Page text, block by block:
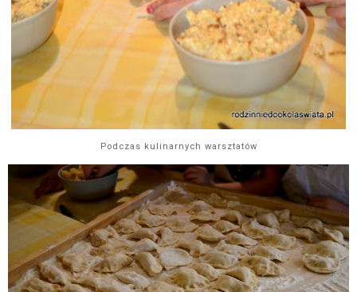
Podczas kulinarnych warsztatów